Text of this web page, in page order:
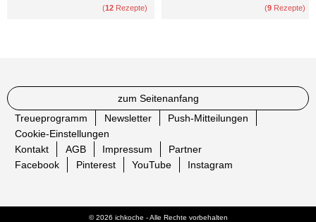
(12 Rezepte) (9 Rezepte)
zum Seitenanfang
Treueprogramm
Newsletter
Push-Mitteilungen
Cookie-Einstellungen
Kontakt
AGB Impressum
Partner
Facebook
Pinterest YouTube Instagram
© 2026 ichkoche - Alle Rechte vorbehalten